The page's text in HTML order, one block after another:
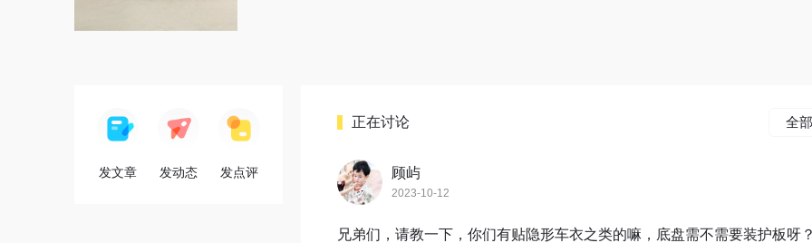
发文章 发动态 发点评
正在讨论 全部
顾屿
2023-10-12
兄弟们，请教一下，你们有贴隐形车衣之类的嘛，底盘需不需要装护板呀？